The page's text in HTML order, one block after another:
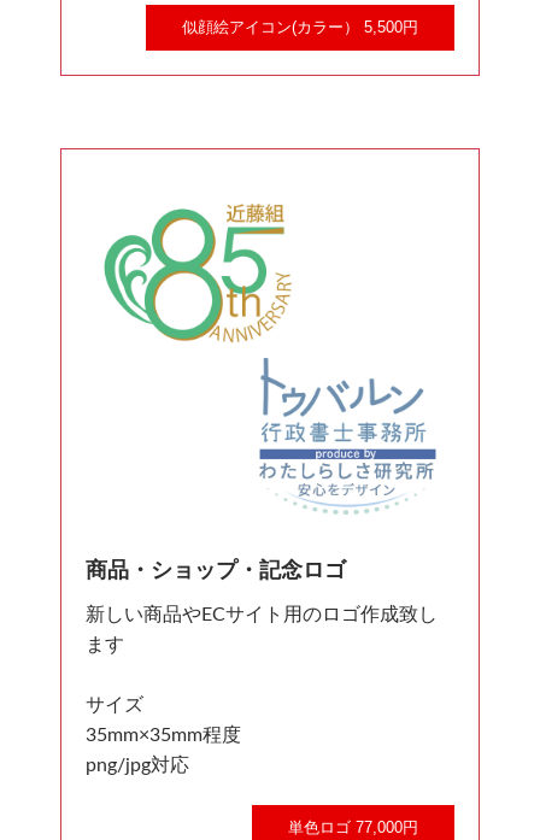
似顔絵アイコン(カラー） 5,500円
商品・ショップ・記念ロゴ
新しい商品やECサイト用のロゴ作成致し
ます
サイズ
35mm×35mm程度
png/jpg対応
単色ロゴ 77,000円